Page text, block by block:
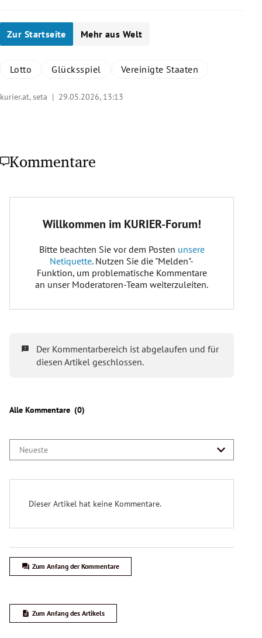
Zur Startseite Mehr aus Welt
Lotto Glücksspiel Vereinigte Staaten
kurier.at, seta | 29.05.2026, 13:13
Kommentare